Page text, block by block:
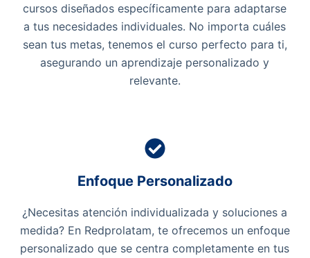
cursos diseñados específicamente para adaptarse
a tus necesidades individuales. No importa cuáles
sean tus metas, tenemos el curso perfecto para ti,
asegurando un aprendizaje personalizado y
relevante.
Enfoque Personalizado
¿Necesitas atención individualizada y soluciones a
medida? En Redprolatam, te ofrecemos un enfoque
personalizado que se centra completamente en tus